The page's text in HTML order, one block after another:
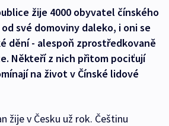
žije 4000 obyvatel čínského
své domoviny daleko, i oni se
dění - alespoň zprostředkovaně
Někteří z nich přitom pociťují
na život v Čínské lidové
žije v Česku už rok. Češtinu